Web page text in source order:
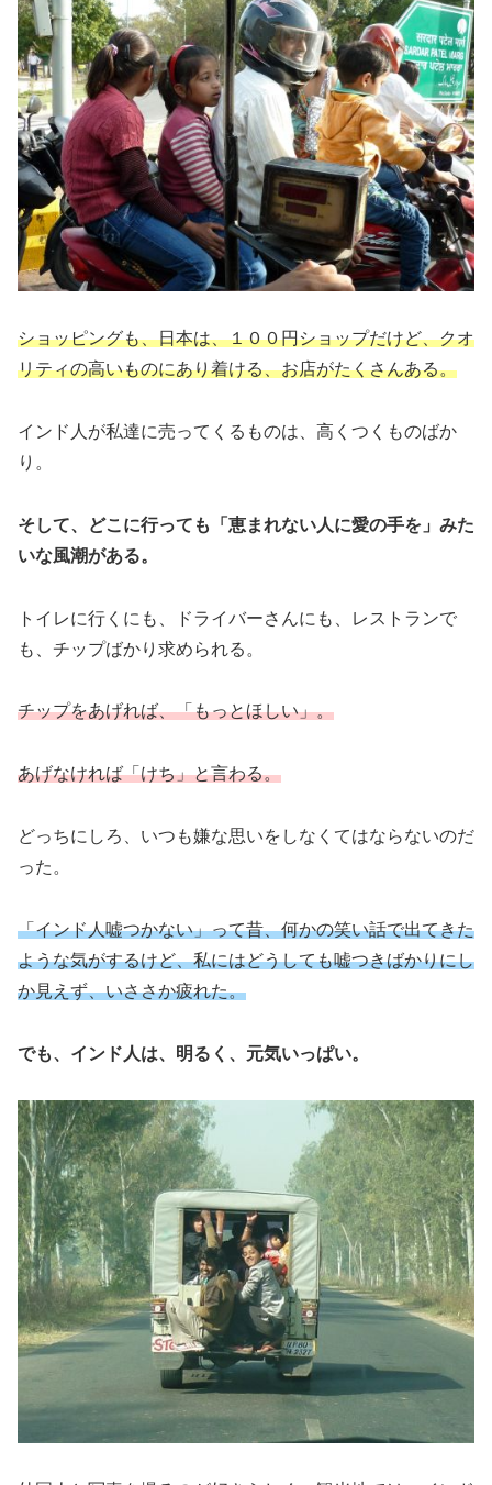
ショッピングも、日本は、１００円ショップだけど、クオ
リティの高いものにあり着ける、お店がたくさんある。
インド人が私達に売ってくるものは、高くつくものばか
り。
そして、どこに行っても「恵まれない人に愛の手を」みた
いな風潮がある。
トイレに行くにも、ドライバーさんにも、レストランで
も、チップばかり求められる。
チップをあげれば、「もっとほしい」。
あげなければ「けち」と言わる。
どっちにしろ、いつも嫌な思いをしなくてはならないのだ
った。
「インド人嘘つかない」って昔、何かの笑い話で出てきた
ような気がするけど、私にはどうしても嘘つきばかりにし
か見えず、いささか疲れた。
でも、インド人は、明るく、元気いっぱい。